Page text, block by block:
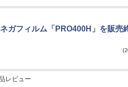
ガフィルム「PRO400H」を販売
レビュー